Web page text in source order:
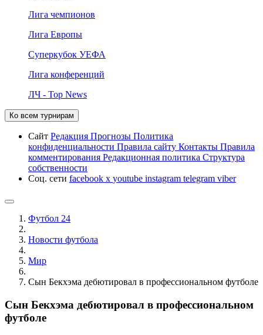
Лига чемпионов
Лига Европы
Суперкубок УЕФА
Лига конференций
ЛЧ - Top News
Ко всем турнирам
Сайт Редакция Прогнозы Политика
конфиденциальности Правила сайту Контакты Правила
комментирования Редакционная политика Структура
собственности
Соц. сети facebook x youtube instagram telegram viber
Футбол 24
Новости футбола
Мир
Сын Бекхэма дебютировал в профессиональном футболе
Сын Бекхэма дебютировал в профессиональном
футболе